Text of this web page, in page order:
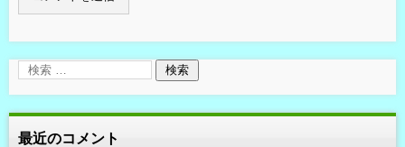
最近のコメント